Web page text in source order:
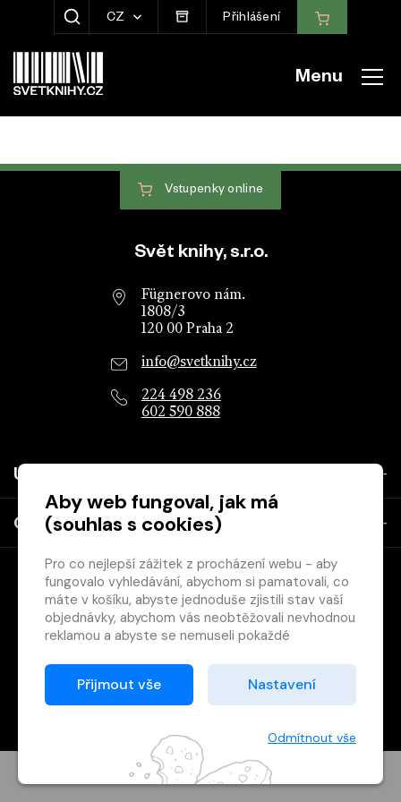
ZOBRAZIT HLEDÁNÍ
CZ Přihlášení
Menu
Patička webu
Vstupenky online
Svět knihy, s.r.o.
Fügnerovo nám.
1808/3
120 00 Praha 2
info@svetknihy.cz
224 498 236
602 590 888
Užitečné
O společnosti
Copyright © 2026 Svět knihy, s.r.o. - společnost Svazu českých
knihkupců a nakladatelů.
Grand IT s.r.o.
Aby web fungoval, jak má
(souhlas s cookies)
Pro co nejlepší zážitek z procházení webu - aby
fungovalo vyhledávání, abychom si pamatovali, co
máte v košíku, abyste jednoduše zjistili stav vaší
objednávky, abychom vás neobtěžovali nevhodnou
reklamou a abyste se nemuseli pokaždé
Proto od vás potřebujeme souhlas se
zpracováním souborů cookies
Děkujeme, že nám ho dáte a pomůžete nám tak
Přijmout vše Nastavení
Odmítnout vše